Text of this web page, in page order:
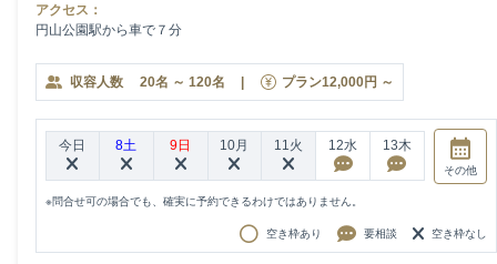
アクセス：
円山公園駅から車で７分
収容人数 20名 ～ 120名 | プラン12,000円 ～
今日 8土 9日 10月 11火 12水 13木
その他
※問合せ可の場合でも、確実に予約できるわけではありません。
空き枠あり 要相談 空き枠なし